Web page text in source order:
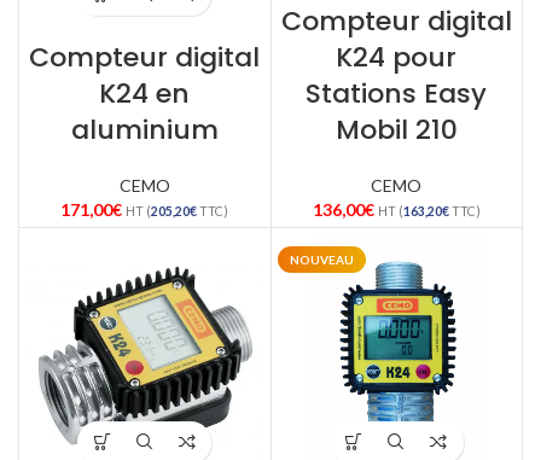
Compteur digital
K24 en
aluminium
CEMO
171,00€ HT (205,20€TTC)
Compteur digital
K24 pour
Stations Easy
Mobil 210
CEMO
136,00€ HT (163,20€TTC)
NOUVEAU